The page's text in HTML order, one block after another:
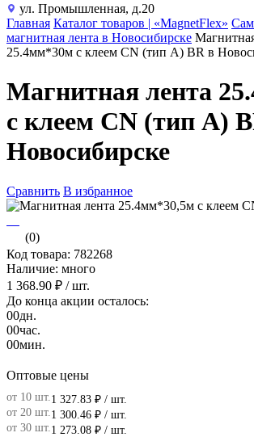
ул. Промышленная, д.20
Главная Каталог товаров | «MagnetFlex»
магнитная лента в Новосибирске
25.4мм*30м с клеем CN (тип A) BR в
Магнитная лента
с клеем CN (тип A)
Новосибирске
Сравнить В избранное
(0)
Код товара: 782268
Наличие: много
1 368.90 ₽ / шт.
До конца акции осталось:
00дн.
00час.
00мин.
Оптовые цены
от 10 шт. 1 327.83 ₽ / шт.
от 20 шт. 1 300.46 ₽ / шт.
от 30 шт. 1 273.08 ₽ / шт.